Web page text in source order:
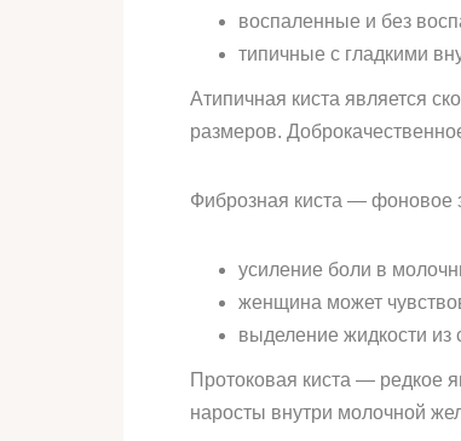
воспаленные и без
типичные с гладкими
Атипичная киста является
размеров.
Фиброзная киста — фоновое
усиление боли в
женщина может
выделение жидкости из
Протоковая киста — редкое
наросты внутри молочной